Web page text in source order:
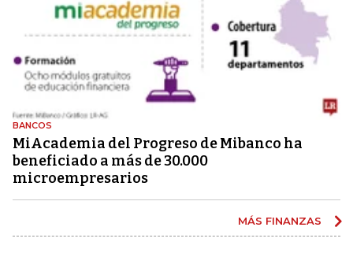
BANCOS
MiAcademia del Progreso de Mibanco ha
beneficiado a más de 30.000
microempresarios
MÁS FINANZAS